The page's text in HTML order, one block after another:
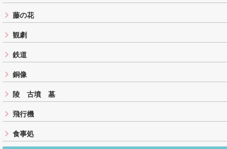
藤の花
観劇
鉄道
銅像
陵 古墳 墓
飛行機
食事処